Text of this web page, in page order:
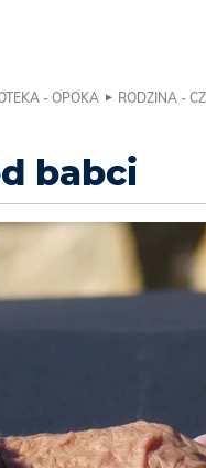
- OPOKA RODZINA -
babci